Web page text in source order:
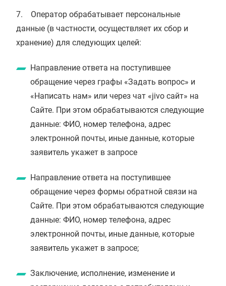
7. Оператор обрабатывает персональные
данные (в частности, осуществляет их сбор и
хранение) для следующих целей:
Направление ответа на поступившее
обращение через графы «Задать вопрос» и
«Написать нам» или через чат «jivo сайт» на
Сайте. При этом обрабатываются следующие
данные: ФИО, номер телефона, адрес
электронной почты, иные данные, которые
заявитель укажет в запросе
Направление ответа на поступившее
обращение через формы обратной связи на
Сайте. При этом обрабатываются следующие
данные: ФИО, номер телефона, адрес
электронной почты, иные данные, которые
заявитель укажет в запросе;
Заключение, исполнение, изменение и